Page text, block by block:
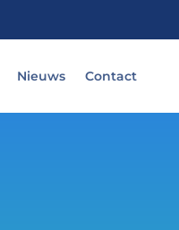
Nieuws Contact